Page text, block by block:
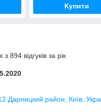
Купити
894 відгуків за рік
Дарницкий район, Київ,